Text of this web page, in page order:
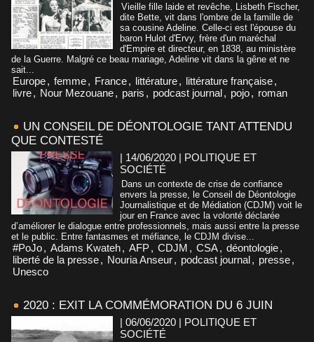
Vieille fille laide et revêche, Lisbeth Fischer,
dite Bette, vit dans l'ombre de la famille de
sa cousine Adeline. Celle-ci est l'épouse du
baron Hulot d'Ervy, frère d'un maréchal
d'Empire et directeur, en 1838, au ministère
de la Guerre. Malgré ce beau mariage, Adeline vit dans la gêne et ne
sait...
Europe, femme, France, littérature, littérature française,
livre, Nour Mezouane, paris , podcast journal, pojo, roman
UN CONSEIL DE DÉONTOLOGIE TANT ATTENDU
QUE CONTESTÉ
| 14/06/2020 | POLITIQUE ET
SOCIÉTÉ
Dans un contexte de crise de confiance
envers la presse, le Conseil de Déontologie
Journalistique et de Médiation (CDJM) voit le
jour en France avec la volonté déclarée
d’améliorer le dialogue entre professionnels, mais aussi entre la presse
et le public. Entre fantasmes et méfiance, le CDJM divise...
#PoJo, Adams Kwateh, AFP, CDJM , CSA, déontologie,
liberté de la presse, Nouria Anseur, podcast journal, presse,
Unesco
2020 : EXIT LA COMMÉMORATION DU 6 JUIN
| 06/06/2020 | POLITIQUE ET
SOCIÉTÉ